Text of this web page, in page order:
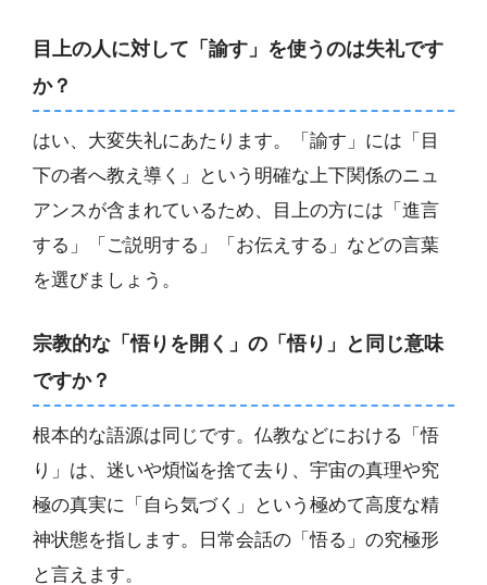
目上の人に対して「諭す」を使うのは失礼です
か？
はい、大変失礼にあたります。「諭す」には「目
下の者へ教え導く」という明確な上下関係のニュ
アンスが含まれているため、目上の方には「進言
する」「ご説明する」「お伝えする」などの言葉
を選びましょう。
宗教的な「悟りを開く」の「悟り」と同じ意味
ですか？
根本的な語源は同じです。仏教などにおける「悟
り」は、迷いや煩悩を捨て去り、宇宙の真理や究
極の真実に「自ら気づく」という極めて高度な精
神状態を指します。日常会話の「悟る」の究極形
と言えます。